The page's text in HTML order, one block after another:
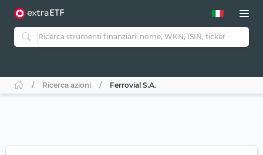
Ricerca azioni Ferrovial S.A.